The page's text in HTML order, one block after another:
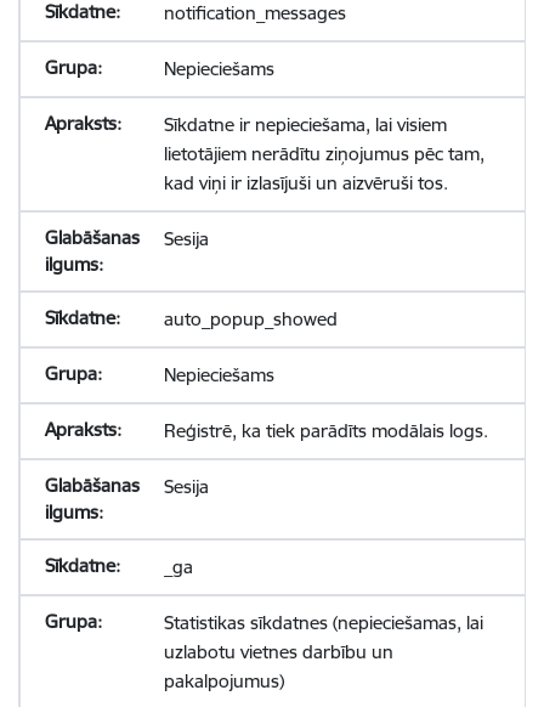
notification_messages
Nepieciešams
Sīkdatne ir nepieciešama, lai visiem
lietotājiem nerādītu ziņojumus pēc tam,
kad viņi ir izlasījuši un aizvēruši tos.
Sesija
auto_popup_showed
Nepieciešams
Reģistrē, ka tiek parādīts modālais logs.
Sesija
_ga
Statistikas sīkdatnes (nepieciešamas, lai
uzlabotu vietnes darbību un
pakalpojumus)